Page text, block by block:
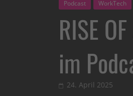
Podcast WorkTech
RISE
im
24. April 2025